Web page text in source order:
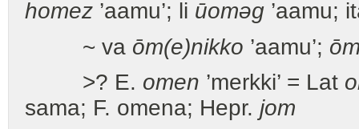
homez ’aamu’; li ūoməg ’aamu;
~ va ōm(e)nikko ’aamu’;
>? E. omen ’merkki’ = Lat
sama; F. omena; Hepr. jom